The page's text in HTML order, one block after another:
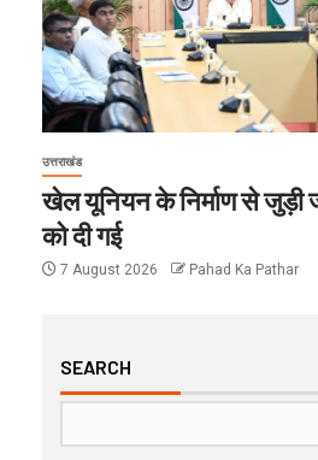
उत्तराखंड
खेल यूनियन के निर्माण से जुड़ी
को दी गई
7 August 2026 Pahad Ka Pathar
SEARCH